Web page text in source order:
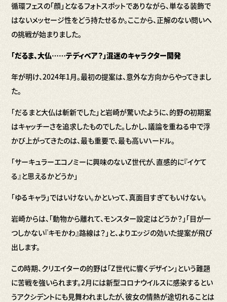
循環フェスの「顔」となるフォトスポットでありながら、単なる装飾で
はないメッセージ性をどう持たせるか。ここから、正解のない問いへ
の挑戦が始まりました。
「だるま、大仏……テディベア？」混迷のキャラクター開発
年が明け、2024年1月。最初の提案は、意外な方向からやってきまし
た。
「だるまと大仏は斬新でした」と岩崎が驚いたように、的野の初期案
はキャッチーさを追求したものでした。しかし、議論を重ねる中で浮
かび上がってきたのは、最も重要で、最も高いハードル。
「サーキュラーエコノミーに興味のないZ世代が、直感的に『イケて
る』と思えるかどうか」
「ゆるキャラ」ではいけない。かといって、真面目すぎてもいけない。
岩崎からは、「動物から離れて、モンスター設定はどうか？」「目が一
つしかない『キモかわ』路線は？」と、よりエッジの効いた提案が飛び
出します。
この時期、クリエイターの的野は「Z世代に響くデザイン」という難題
に苦戦を強いられます。2月には新型コロナウイルスに感染するとい
うアクシデントにも見舞われましたが、彼女の情熱が途切れることは